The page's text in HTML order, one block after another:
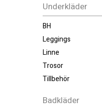
Underkläder
BH
Leggings
Linne
Trosor
Tillbehör
Badkläder